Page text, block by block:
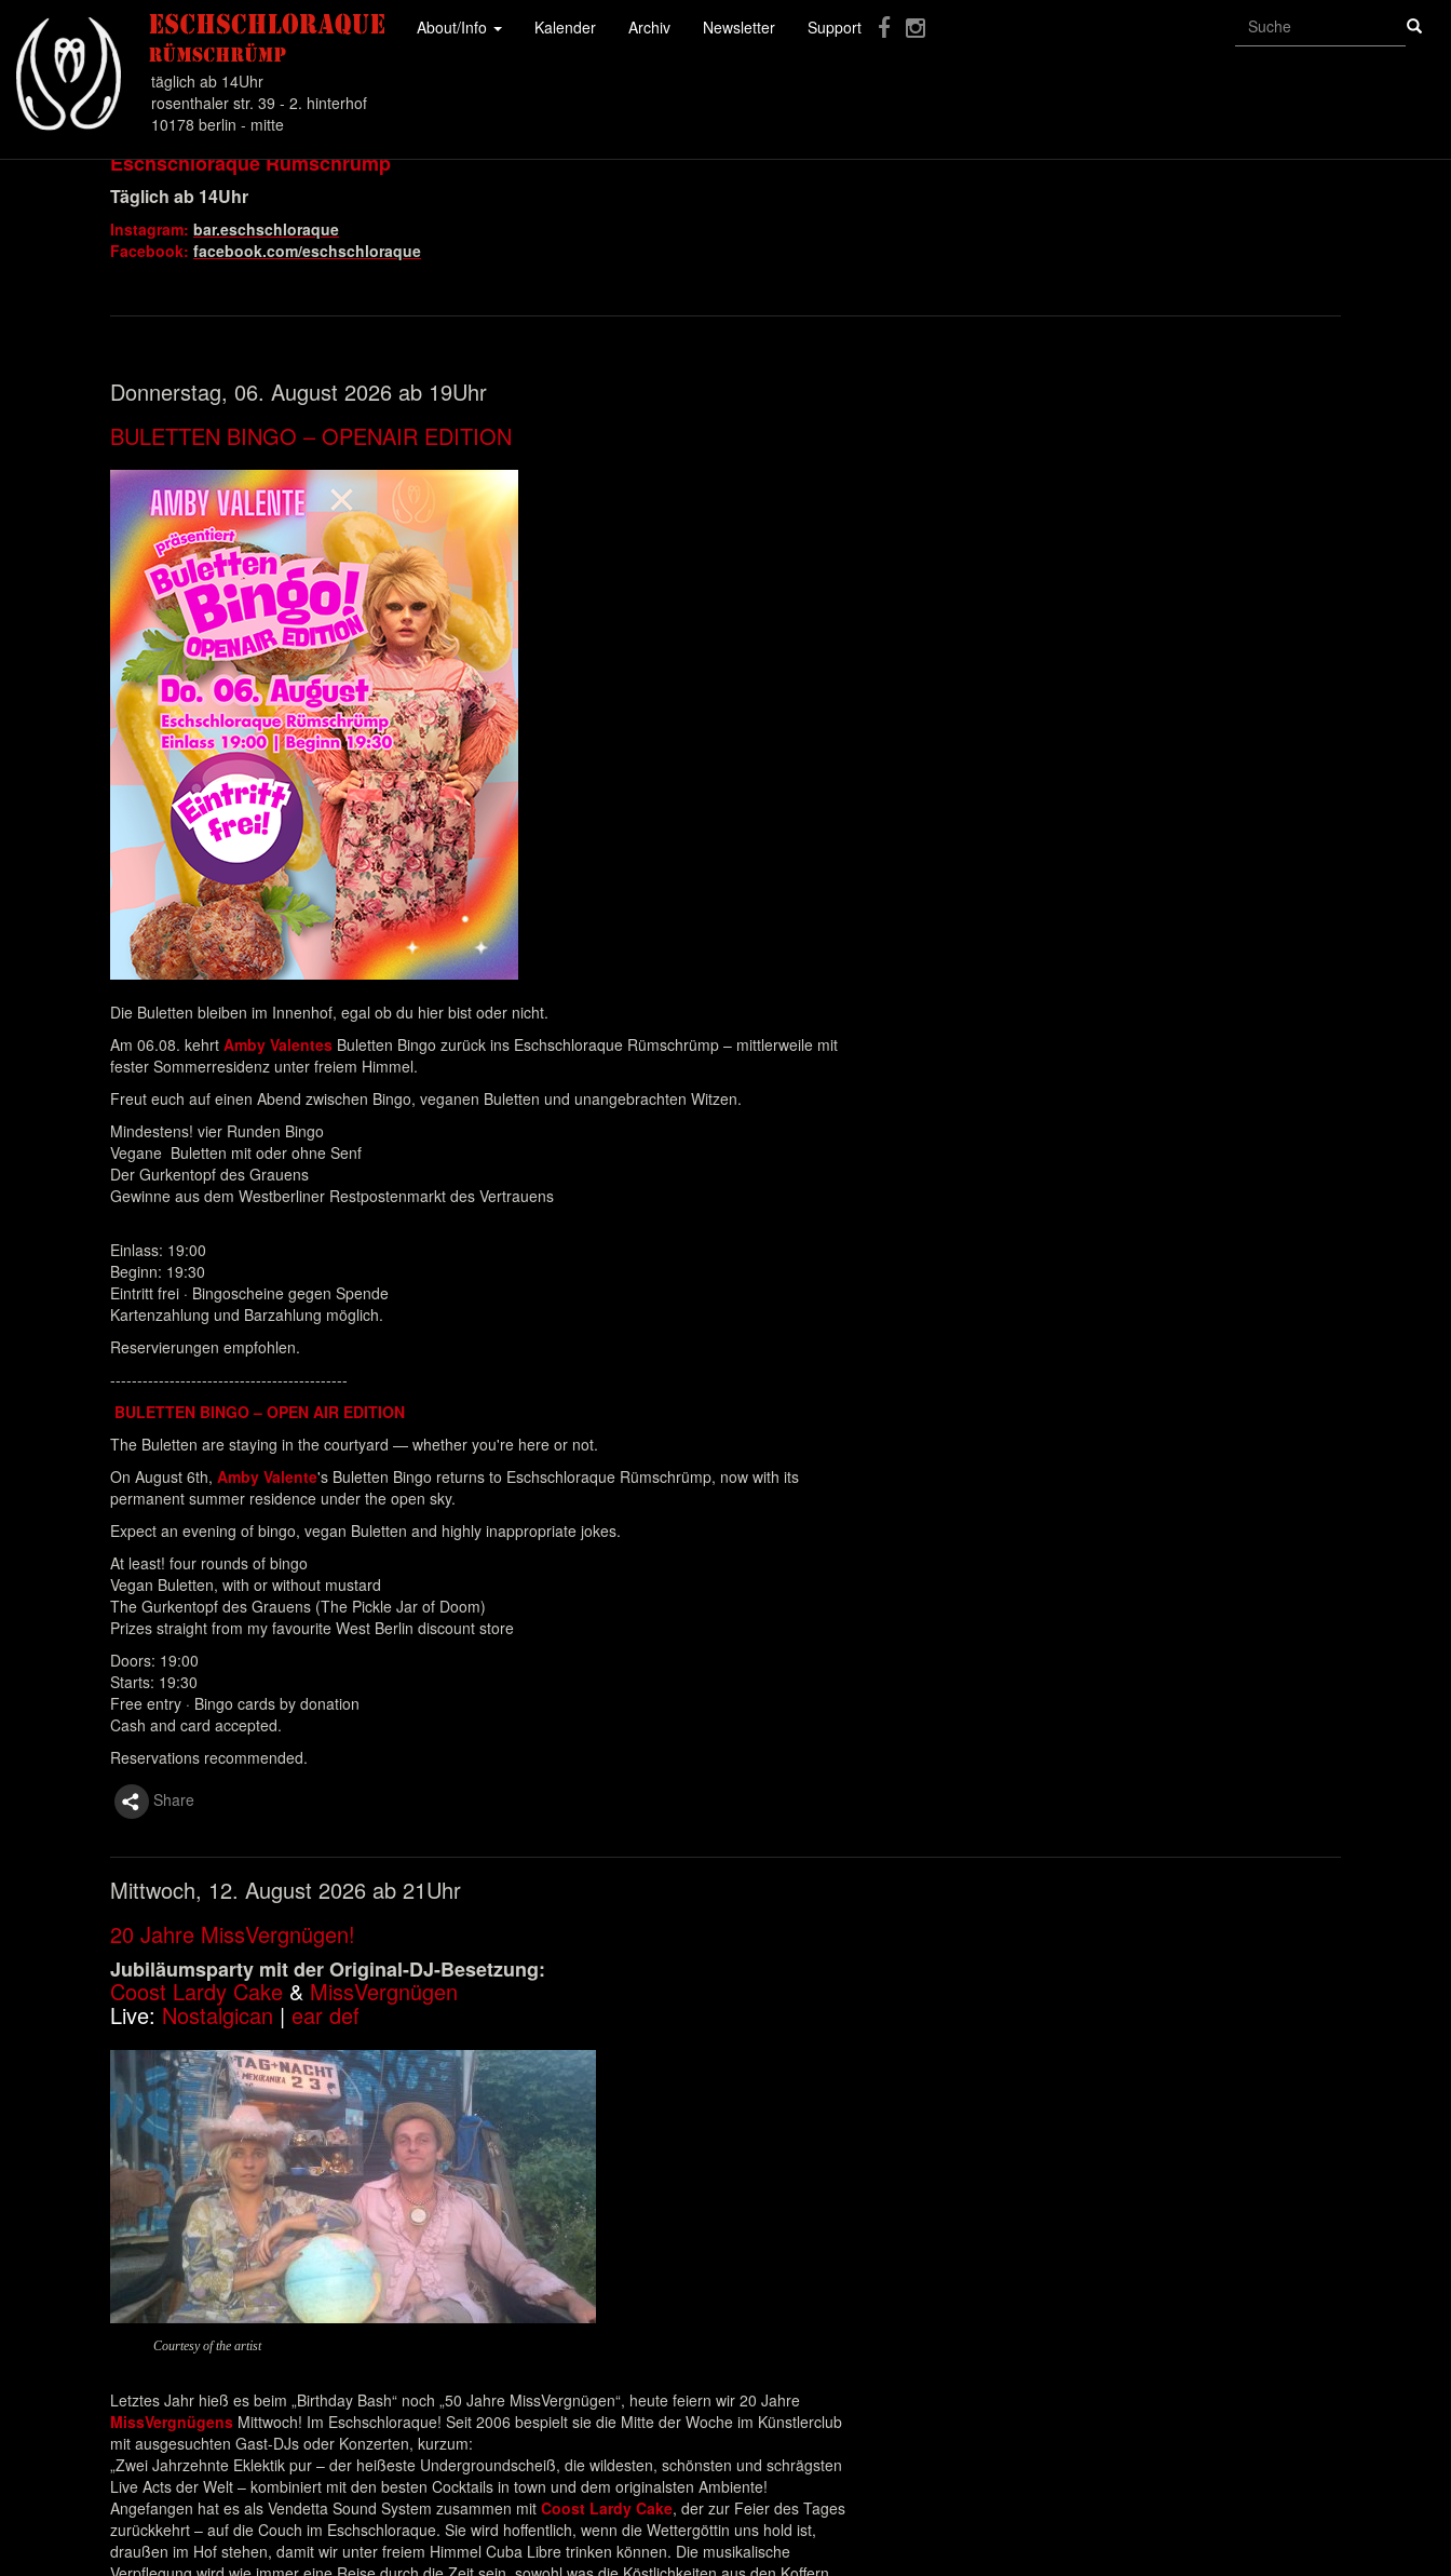
Direkt
täglich ab 14Uhr
rosenthaler str. 39 - 2. hinterhof
10178 berlin - mitte
About/Info Kalender Archiv Newsletter Support Suchformular
Eschschloraque Rümschrümp
Täglich ab 14Uhr
Instagram: bar.eschschloraque
Facebook: facebook.com/eschschloraque
Donnerstag, 06. August 2026 ab 19Uhr
BULETTEN BINGO – OPENAIR EDITION
Die Buletten bleiben im Innenhof, egal ob du hier bist oder nicht.
Am 06.08. kehrt Amby Valentes Buletten Bingo zurück ins Eschschloraque Rümschrümp – mittlerweile mit
fester Sommerresidenz unter freiem Himmel.
Freut euch auf einen Abend zwischen Bingo, veganen Buletten und unangebrachten Witzen.
Mindestens! vier Runden Bingo
Vegane Buletten mit oder ohne Senf
Der Gurkentopf des Grauens
Gewinne aus dem Westberliner Restpostenmarkt des Vertrauens
Einlass: 19:00
Beginn: 19:30
Eintritt frei · Bingoscheine gegen Spende
Kartenzahlung und Barzahlung möglich.
Reservierungen empfohlen.
--------------------------------------------
BULETTEN BINGO – OPEN AIR EDITION
The Buletten are staying in the courtyard — whether you're here or not.
On August 6th, Amby Valente's Buletten Bingo returns to Eschschloraque Rümschrümp, now with its
permanent summer residence under the open sky.
Expect an evening of bingo, vegan Buletten and highly inappropriate jokes.
At least! four rounds of bingo
Vegan Buletten, with or without mustard
The Gurkentopf des Grauens (The Pickle Jar of Doom)
Prizes straight from my favourite West Berlin discount store
Doors: 19:00
Starts: 19:30
Free entry · Bingo cards by donation
Cash and card accepted.
Reservations recommended.
Share
Mittwoch, 12. August 2026 ab 21Uhr
20 Jahre MissVergnügen!
Jubiläumsparty mit der Original-DJ-Besetzung:
Coost Lardy Cake & MissVergnügen
Live: Nostalgican | ear def
Courtesy of the artist
Letztes Jahr hieß es beim „Birthday Bash“ noch „50 Jahre MissVergnügen“, heute feiern wir 20 Jahre
MissVergnügens Mittwoch! Im Eschschloraque! Seit 2006 bespielt sie die Mitte der Woche im Künstlerclub
mit ausgesuchten Gast-DJs oder Konzerten, kurzum:
„Zwei Jahrzehnte Eklektik pur – der heißeste Undergroundscheiß, die wildesten, schönsten und schrägsten
Live Acts der Welt ­– kombiniert mit den besten Cocktails in town und dem originalsten Ambiente!
Angefangen hat es als Vendetta Sound System zusammen mit Coost Lardy Cake, der zur Feier des Tages
zurückkehrt – auf die Couch im Eschschloraque. Sie wird hoffentlich, wenn die Wettergöttin uns hold ist,
draußen im Hof stehen, damit wir unter freiem Himmel Cuba Libre trinken können. Die musikalische